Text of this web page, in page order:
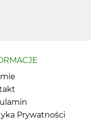
Prywatności